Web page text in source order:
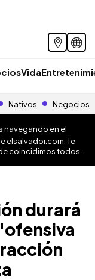
Vida
Nativos Negocios
navegando en el
elsalvador.com . Te
coincidimos todos.
durará